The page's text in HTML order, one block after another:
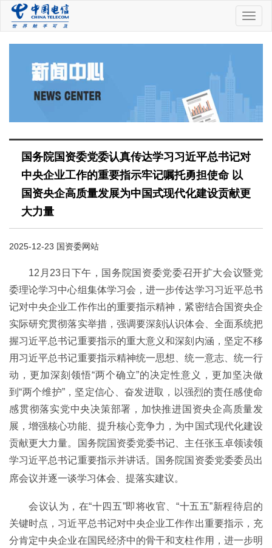
中
国
国务院国资委党委认真传达学习习近平总书记对
中央企业工作的重要指示牢记嘱托勇担使命 以
国资央企高质量发展为中国式现代化建设贡献更
大力量
2025-12-23 国资委网站
12月23日下午，国务院国资委党委召开扩大会议暨党
委理论学习中心组集体学习会，进一步传达学习习近平总书
记对中央企业工作作出的重要指示精神，紧密结合国资央企
实际研究贯彻落实举措，强调要深刻认识体会、全面系统把
握习近平总书记重要指示的重大意义和深刻内涵，坚定不移
用习近平总书记重要指示精神统一思想、统一意志、统一行
动，更加深刻领悟“两个确立”的决定性意义，更加坚决做
到“两个维护”，坚定信心、奋发进取，以强烈的责任感使命
感贯彻落实党中央决策部署，加快推进国资央企高质量发
展，增强核心功能、提升核心竞争力，为中国式现代化建设
贡献更大力量。国务院国资委党委书记、主任张玉卓领读领
学习近平总书记重要指示并讲话。国务院国资委党委委员出
席会议并逐一谈学习体会、提落实建议。
会议认为，在“十四五”即将收官、“十五五”新程待启的
关键时点，习近平总书记对中央企业工作作出重要指示，充
分肯定中央企业在国民经济中的骨干和支柱作用，进一步明